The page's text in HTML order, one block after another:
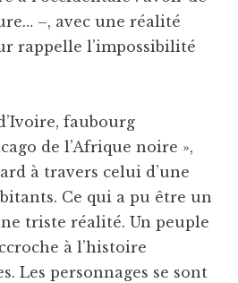
–, avec une réalité
rappelle l’impossibilité
faubourg
de l’Afrique noire »,
à travers celui d’une
Ce qui a pu être un
triste réalité. Un peuple
à l’histoire
Les personnages se sont